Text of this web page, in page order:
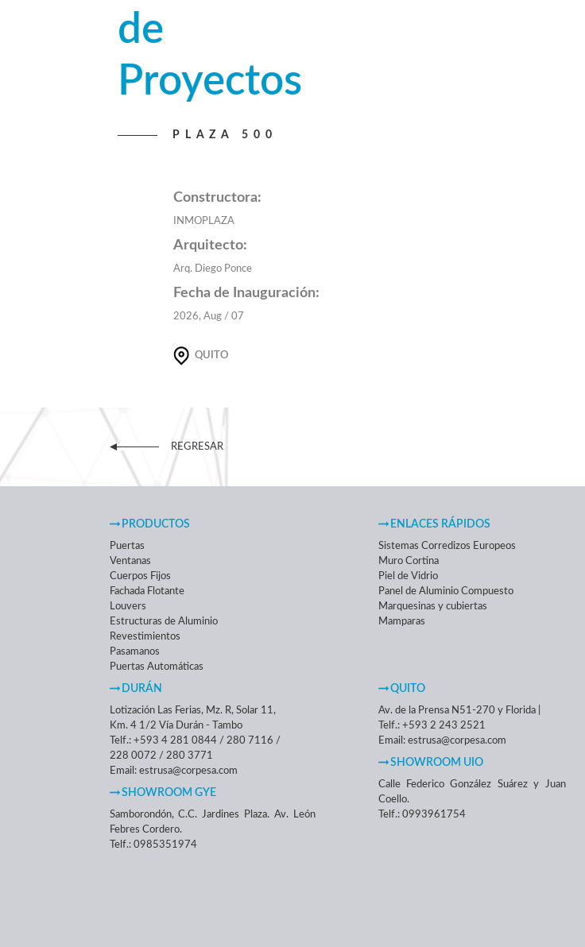
de
Proyectos
PLAZA 500
Constructora:
INMOPLAZA
Arquitecto:
Arq. Diego Ponce
Fecha de Inauguración:
2026, Aug / 07
QUITO
REGRESAR
ENLACES RÁPIDOS
Sistemas Corredizos Europeos
Muro Cortina
Piel de Vidrio
Panel de Aluminio Compuesto
Marquesinas y cubiertas
Mamparas
PRODUCTOS
Puertas
Ventanas
Cuerpos Fijos
Fachada Flotante
Louvers
Estructuras de Aluminio
Revestimientos
Pasamanos
Puertas Automáticas
QUITO
Av. de la Prensa N51-270 y Florida |
Telf.: +593 2 243 2521
Email: estrusa@corpesa.com
SHOWROOM UIO
Calle Federico González Suárez y Juan
Coello.
Telf.: 0993961754
DURÁN
Lotización Las Ferias, Mz. R, Solar 11,
Km. 4 1/2 Vía Durán - Tambo
Telf.: +593 4 281 0844 / 280 7116 /
228 0072 / 280 3771
Email: estrusa@corpesa.com
SHOWROOM GYE
Samborondón, C.C. Jardines Plaza. Av. León
Febres Cordero.
Telf.: 0985351974